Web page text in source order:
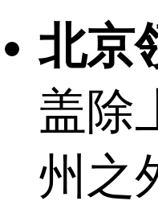
北京
盖除
州之